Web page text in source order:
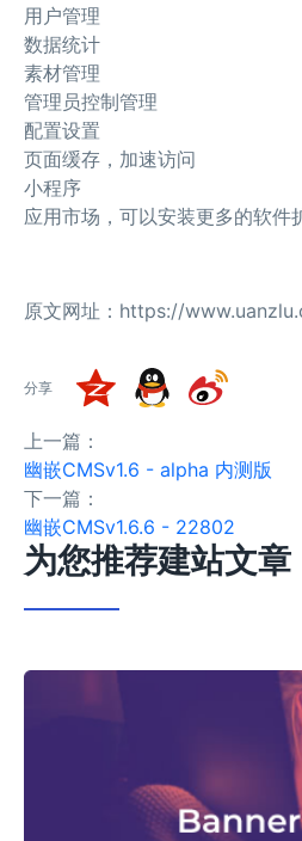
用户管理
数据统计
素材管理
管理员控制管理
配置设置
页面缓存，加速访问
小程序
应用市场，可以安装更多的软件
原文网址：https://
分享
上一篇：
幽嵌CMSv1.6 - alpha 内测版
下一篇：
幽嵌CMSv1.6.6 - 22802
为您推荐建站文章